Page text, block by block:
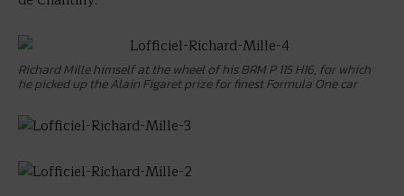
Richard Mille himself at the wheel of his BRM P 115 H16, for which
he picked up the Alain Figaret prize for finest Formula One car